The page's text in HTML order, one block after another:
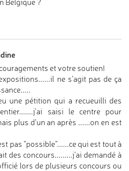
Belgique ?
et votre soutien!
ne s'agit pas de ça
une pétition qui a recueuilli des
saisi le centre pour
plus d'un an après ......on en est
pas "possible"......ce qui est tout à
des concours.........j'ai demandé à
lors de plusieurs concours ou